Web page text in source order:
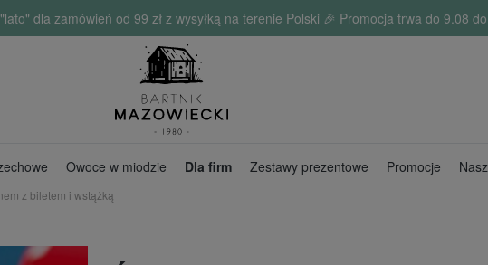
dla zamówień od 99 zł z wysyłką na terenie Polski 🎉 Promocja trwa do 9.08
Owoce w miodzie Dla firm Zestawy prezentowe Promocje
z biletem i wstążką